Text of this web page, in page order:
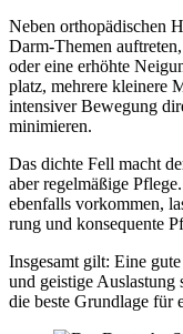
Neben ortho­pä­di­schen
Darm-The­men
oder eine erhöh­te
platz, meh­re­re klei­ne­re
inten­si­ver Bewe­gung
mini­mie­ren.
Das dich­te Fell macht
aber regel­mä­ßi­ge
eben­falls vor­kom­men,
rung und kon­se­quen­te
Ins­ge­samt gilt: Eine
und geis­ti­ge Aus­las­tung
die bes­te Grund­la­ge für